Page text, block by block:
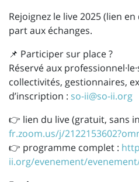
Rejoignez le live 2025 (lien
part aux échanges.
📌 Participer sur place ?
Réservé aux
collectivités, gestionnaires,
d’inscription : so-ii@so-ii.org
👉 lien du live (gratuit, sans
fr.zoom.us/j/
👉 programme complet :
ii.org/evenement/